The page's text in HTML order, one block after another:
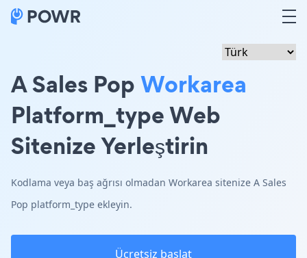
A Sales PopWorkarea
Platform_type Web
Sitenize Yerleştirin
Kodlama veya baş ağrısı olmadan Workarea sitenize A Sales
Pop platform_type ekleyin.
Ücretsiz başlat